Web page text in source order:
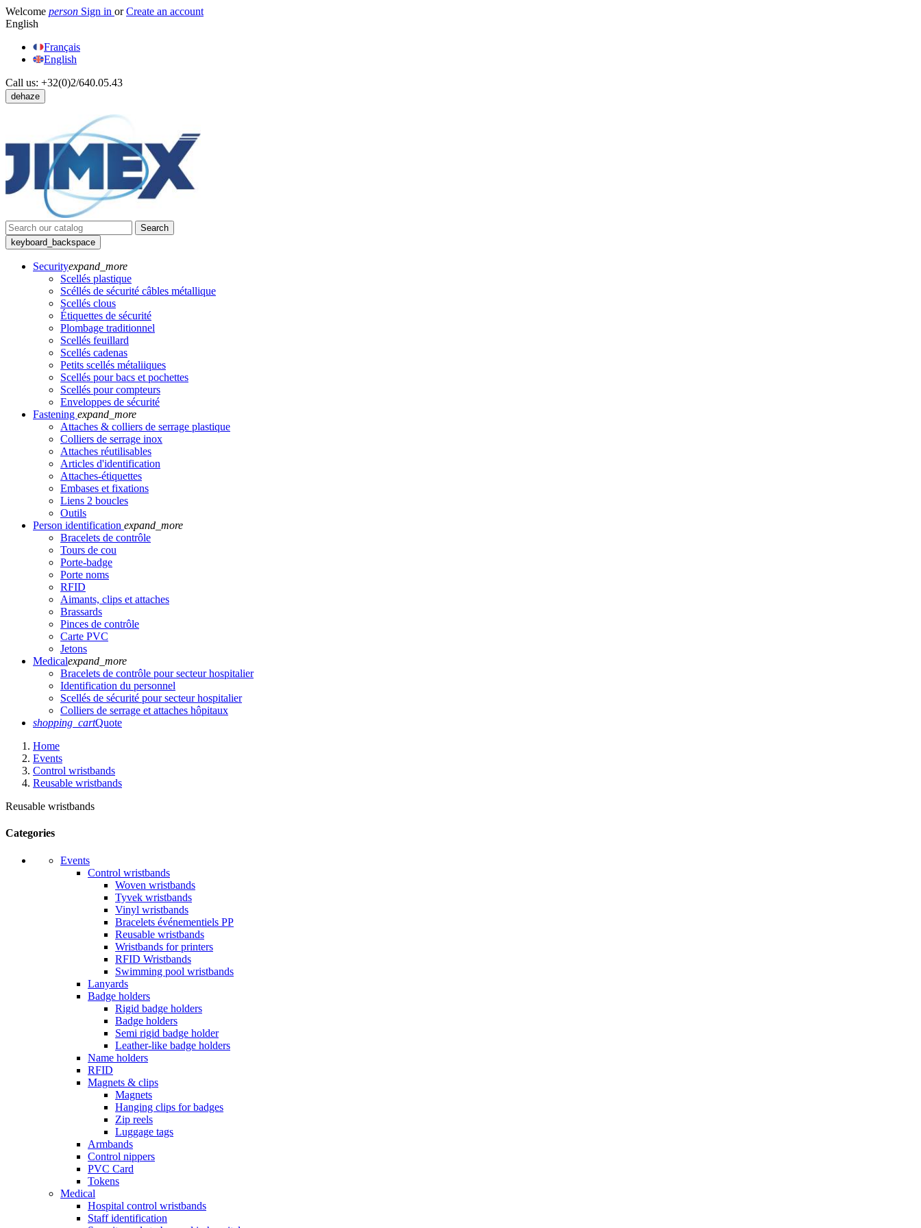
Welcome person Sign in or Create an account
English
Français
English
Call us: +32(0)2/640.05.43
dehaze
Search
keyboard_backspace
Securityexpand_more
Scellés plastique
Scéllés de sécurité câbles métallique
Scellés clous
Étiquettes de sécurité
Plombage traditionnel
Scellés feuillard
Scellés cadenas
Petits scellés métaliiques
Scellés pour bacs et pochettes
Scellés pour compteurs
Enveloppes de sécurité
Fastening expand_more
Attaches & colliers de serrage plastique
Colliers de serrage inox
Attaches réutilisables
Articles d'identification
Attaches-étiquettes
Embases et fixations
Liens 2 boucles
Outils
Person identification expand_more
Bracelets de contrôle
Tours de cou
Porte-badge
Porte noms
RFID
Aimants, clips et attaches
Brassards
Pinces de contrôle
Carte PVC
Jetons
Medicalexpand_more
Bracelets de contrôle pour secteur hospitalier
Identification du personnel
Scellés de sécurité pour secteur hospitalier
Colliers de serrage et attaches hôpitaux
shopping_cartQuote
Home
Events
Control wristbands
Reusable wristbands
Reusable wristbands
Categories
Events
Control wristbands
Woven wristbands
Tyvek wristbands
Vinyl wristbands
Bracelets événementiels PP
Reusable wristbands
Wristbands for printers
RFID Wristbands
Swimming pool wristbands
Lanyards
Badge holders
Rigid badge holders
Badge holders
Semi rigid badge holder
Leather-like badge holders
Name holders
RFID
Magnets & clips
Magnets
Hanging clips for badges
Zip reels
Luggage tags
Armbands
Control nippers
PVC Card
Tokens
Medical
Hospital control wristbands
Staff identification